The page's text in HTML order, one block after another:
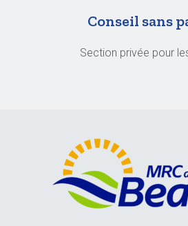
Conseil sans
Section privée pour